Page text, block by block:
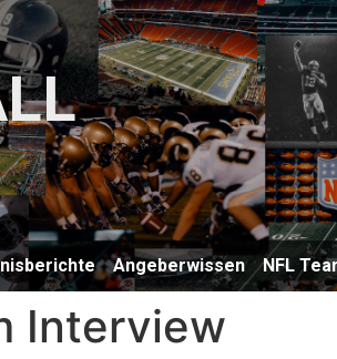
Angeberwissen NFL
Interview